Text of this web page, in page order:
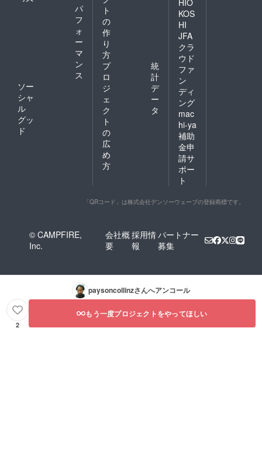
パ
フ
ォ
ー
マ
ン
ス
ソー
シャ
ル
グッ
ド
ト
の
作
り
方
プ
ロ
ジ
ェ
ク
ト
の
広
め
方
統
計
デ
ー
タ
KOS
HI
JFA
クラ
ウド
ファ
ン
ディ
ング
mac
hi-ya
補助
金申
請サ
ポー
ト
「QRコード」は株式会社デンソーウェーブの登録商標です。
© CAMPFIRE,
Inc.
会社概
要
採用情
報
パートナー
募集
paysoncollinzさんへアンコール
2
もう一度プロジェクトをやってほしい